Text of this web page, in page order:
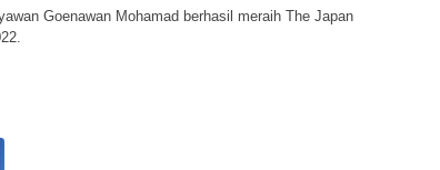
Goenawan Mohamad berhasil meraih The Japan